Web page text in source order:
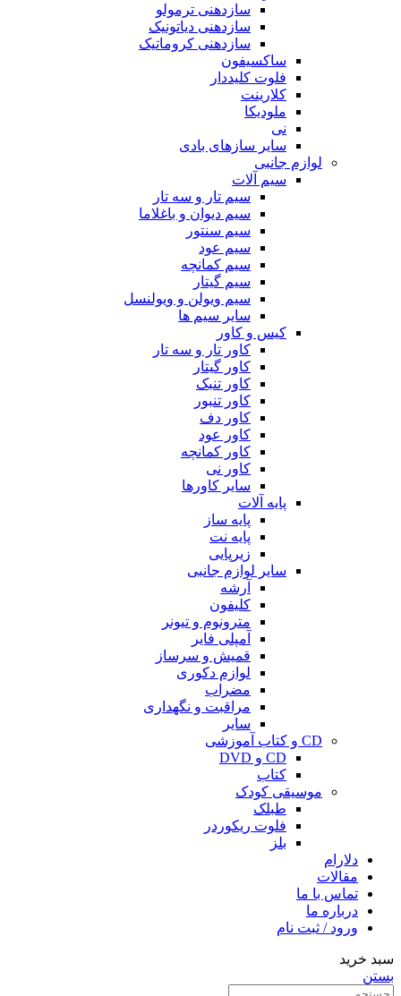
سازدهنی ترمولو
سازدهنی دیاتونیک
سازدهنی کروماتیک
ساکسیفون
فلوت کلیددار
کلارینت
ملودیکا
نی
سایر سازهای بادی
لوازم جانبی
سیم آلات
سیم تار و سه تار
سیم دیوان و باغلاما
سیم سنتور
سیم عود
سیم کمانچه
سیم گیتار
سیم ویولن و ویولنسل
سایر سیم ها
کیس و کاور
کاور تار و سه تار
کاور گیتار
کاور تنبک
کاور تنبور
کاور دف
کاور عود
کاور کمانچه
کاور نی
سایر کاورها
پایه آلات
پایه ساز
پایه نت
زیرپایی
سایر لوازم جانبی
آرشه
کلیفون
مترونوم و تیونر
آمپلی فایر
قمیش و سرساز
لوازم دکوری
مضراب
مراقبت و نگهداری
سایر
CD و کتاب آموزشی
CD و DVD
کتاب
موسیقی کودک
طبلک
فلوت ریکوردر
بلز
دلارام
مقالات
تماس با ما
درباره ما
ورود / ثبت نام
سبد خرید
بستن